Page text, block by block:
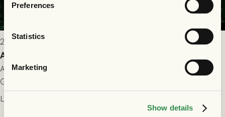
Preferences
Statistics
Marketing
Show details
2026-07-25 9:00
Allt du behöver veta inför GAIS - Halmstads BK 26/7
All evenemangsinformation du kan behöva inför ditt besök på
Gamla Ullevi och matchen mellan GAIS och Halmstads BK i
Allsvenskan! Avspark kl 16.30 på söndag 26/7.
Läs mer